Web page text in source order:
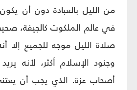
من الليل بالعبادة دون أن
في عالم الملكوت كالجيفة،
صلاة الليل موجه للجميع إلا
وجنود الإسلام أكثر، لأنه
أصحاب عزة. الذي يجب أن